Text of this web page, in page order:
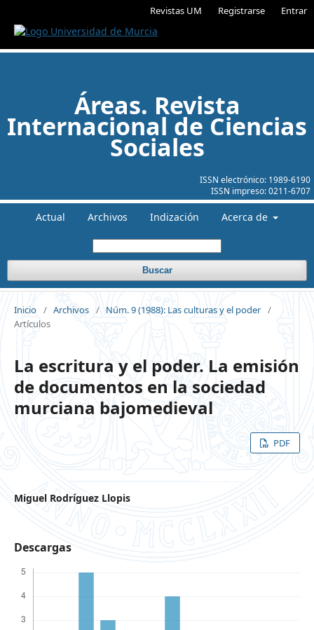
Revistas UM Registrarse Entrar
ISSN electrónico: 1989-6190
ISSN impreso:0211-6707
Áreas. Revista
Internacional de Ciencias
Sociales
Actual Archivos Indización Acerca de
Buscar
Inicio / Archivos / Núm. 9 (1988): Las culturas y el poder /
Artículos
La escritura y el poder. La emisión
de documentos en la sociedad
murciana bajomedieval
PDF
Miguel Rodríguez Llopis
Descargas